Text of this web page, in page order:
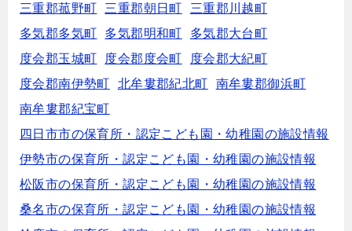
三重郡菰野町
三重郡朝日町
三重郡川越町
多気郡多気町
多気郡明和町
多気郡大台町
度会郡玉城町
度会郡度会町
度会郡大紀町
度会郡南伊勢町
北牟婁郡紀北町
南牟婁郡御浜町
南牟婁郡紀宝町
四日市市の保育所・認定こども園・幼稚園の施設情報
伊勢市の保育所・認定こども園・幼稚園の施設情報
松阪市の保育所・認定こども園・幼稚園の施設情報
桑名市の保育所・認定こども園・幼稚園の施設情報